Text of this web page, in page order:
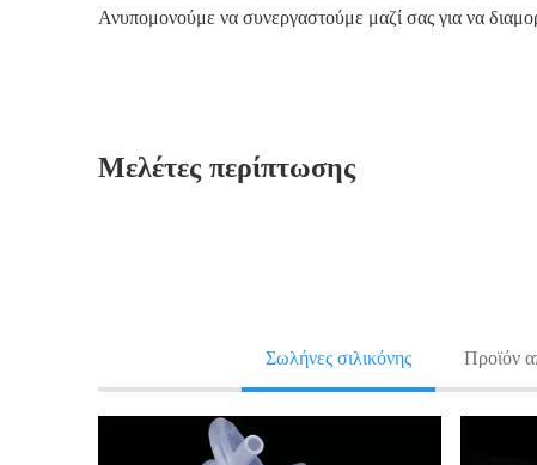
Ανυπομονούμε να συνεργαστούμε μαζί σας για να
Μελέτες περίπτωσης
Σωλήνες σιλικόνης Προϊόν